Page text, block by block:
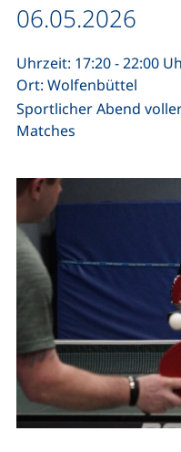
Datum / Dauer:
06.05.2026
Uhrzeit: 17:20 - 22:00
Ort: Wolfenbüttel
Sportlicher Abend
Matches